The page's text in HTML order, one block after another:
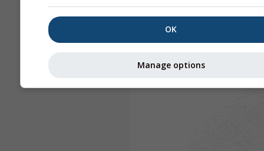
OK
Manage options